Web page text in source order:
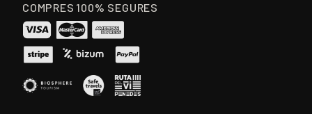
COMPRES 100% SEGURES